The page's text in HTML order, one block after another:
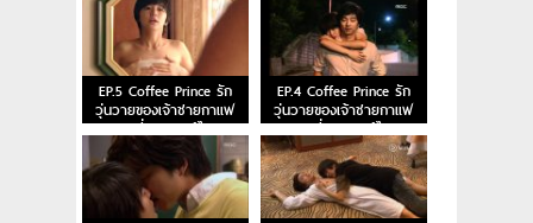
EP.5 Coffee Prince รัก
วุ่นวายของเจ้าชายกาแฟ
ตอนที่ 5 พากย์ไทย
EP.4 Coffee Prince รัก
วุ่นวายของเจ้าชายกาแฟ
ตอนที่ 4 พากย์ไทย